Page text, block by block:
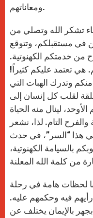
ومعاناتهم.
تشكر الله وتصلي من
في مستقبلكم، وتتوقع
من خدمتكم الكهنوتية.
هي تعتمد عليكم كثيراً!
وتدرك الهبات التي
لقلب كل إنسان إلى
لينال منه الحياة
والفرح التام. لذا، نشعر
هذا “السر”، في حدث
بالسيامة الكهنوتية،
لحظات هامة في رحلة
فيه وحكمهم عليه.
بالإيمان يختلف عن